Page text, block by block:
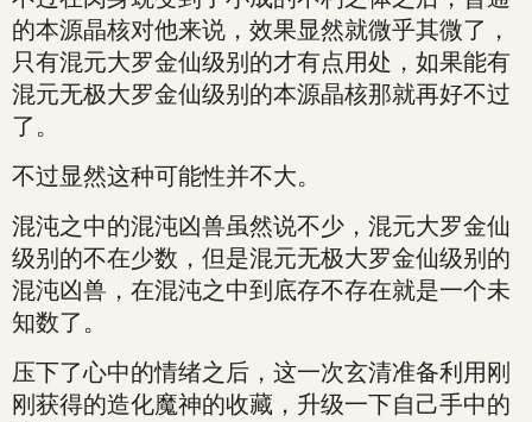
的本源晶核对他来说，效果显然就微乎其微了，
只有混元大罗金仙级别的才有点用处，如果能有
混元无极大罗金仙级别的本源晶核那就再好不过
了。
不过显然这种可能性并不大。
混沌之中的混沌凶兽虽然说不少，混元大罗金仙
级别的不在少数，但是混元无极大罗金仙级别的
混沌凶兽，在混沌之中到底存不存在就是一个未
知数了。
压下了心中的情绪之后，这一次玄清准备利用刚
刚获得的造化魔神的收藏，升级一下自己手中的